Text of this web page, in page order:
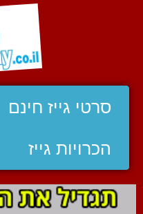
סרטי גייז חינם
הכרויות גייז